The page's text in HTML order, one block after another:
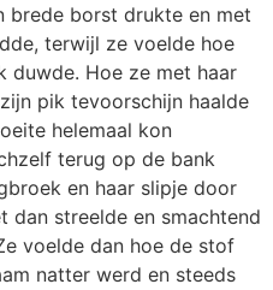
brede borst drukte en met
terwijl ze voelde hoe
duwde. Hoe ze met haar
pik tevoorschijn haalde
helemaal kon
terug op de bank
en haar slipje door
dan streelde en smachtend
voelde dan hoe de stof
natter werd en steeds